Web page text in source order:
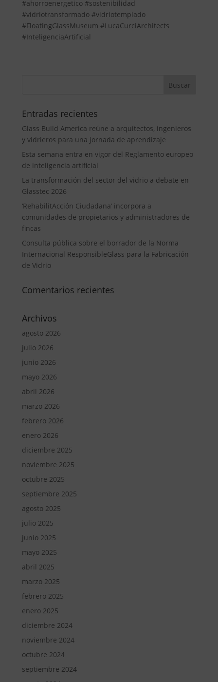
#ahorroenergetico #sostenibilidad
#vidriotransformado #vidriotemplado
#FloatingGlassMuseum #LucaCurciArchitects
#InteligenciaArtificial
Entradas recientes
Glass Build America reúne a arquitectos, ingenieros
y vidrieros para una jornada de aprendizaje
Esta semana entra en vigor del Reglamento europeo
de inteligencia artificial
La transformación del sector del vidrio a debate en
Glasstec 2026
‘RehabilitAcción Ciudadana’ incorpora a
comunidades de propietarios y administradores de
fincas
Consulta pública sobre el borrador de la Norma
Internacional ResponsibleGlass para la Fabricación
de Vidrio
Comentarios recientes
Archivos
agosto 2026
julio 2026
junio 2026
mayo 2026
abril 2026
marzo 2026
febrero 2026
enero 2026
diciembre 2025
noviembre 2025
octubre 2025
septiembre 2025
agosto 2025
julio 2025
junio 2025
mayo 2025
abril 2025
marzo 2025
febrero 2025
enero 2025
diciembre 2024
noviembre 2024
octubre 2024
septiembre 2024